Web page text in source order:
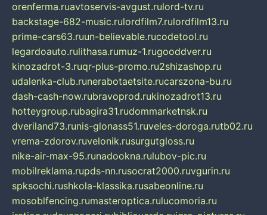
orenferma.ruavtoservis-avgust.rulord-tv.ru
backstage-682-music.rulordfilm7.rulordfilm13.ru
prime-cars63.ruun-believable.rucodetool.ru
legardoauto.rulithasa.rumuz-1.rugooddver.ru
kinozadrot-3.ruqr-plus-promo.ru2shizashop.ru
udalenka-club.runerabotaetsite.rucarszona-bu.ru
dash-cash-now.rubravoprod.rukinozadrot13.ru
hotteygroup.rubagira31.rudommarketnsk.ru
dveriland73.runis-glonass51.ruveles-doroga.rutb02.ru
vrema-zdorov.ruvelonik.rusurgutgloss.ru
nike-air-max-95.runadookna.rulubov-pic.ru
mobilreklama.rupds-nn.rusocrat2000.ruvgurin.ru
spksochi.rushkola-klassika.rusabeonline.ru
mosoblfencing.rumasteroptica.rulucomoria.ru